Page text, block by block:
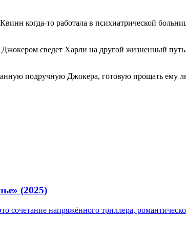
когда-то работала в психиатрической
сведет Харли на другой жизненный
подручную Джокера, готовую прощать
(2025)
сочетание напряжённого триллера,